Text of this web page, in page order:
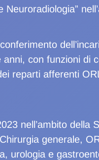
Neuroradiologia”
anni, con funzioni di
reparti afferenti
nell’ambito della
generale,
urologia e